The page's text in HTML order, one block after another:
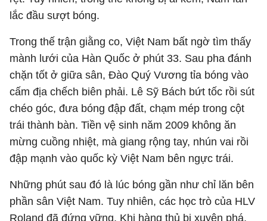
lắc đầu sượt bóng.
Trong thế trận giằng co, Việt Nam bất ngờ tìm thấy
mành lưới của Hàn Quốc ở phút 33. Sau pha đánh
chặn tốt ở giữa sân, Đào Quý Vương tỉa bóng vào
cấm địa chếch biên phải. Lê Sỹ Bách bứt tốc rồi sút
chéo góc, đưa bóng đập đất, chạm mép trong cột
trái thành bàn. Tiền vệ sinh năm 2009 không ăn
mừng cuồng nhiệt, mà giang rộng tay, nhún vai rồi
đập mạnh vào quốc kỳ Việt Nam bên ngực trái.
Những phút sau đó là lúc bóng gần như chỉ lăn bên
phần sân Việt Nam. Tuy nhiên, các học trò của HLV
Roland đã đứng vững. Khi hàng thủ bị xuyên phá,